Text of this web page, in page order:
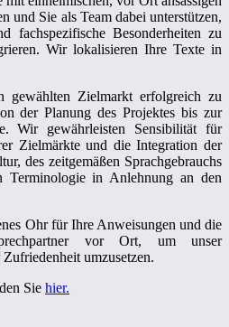
und Sie als Team dabei unterstützen,
fachspezifische Besonderheiten zu
Wir lokalisieren Ihre Texte in
Zielmarkt erfolgreich zu
der Planung des Projektes bis zur
Wir gewährleisten Sensibilität für
Zielmärkte und die Integration der
des zeitgemäßen Sprachgebrauchs
Terminologie in Anlehnung an den
Ohr für Ihre Anweisungen und die
vor Ort, um unser
umzusetzen.
Sie hier.